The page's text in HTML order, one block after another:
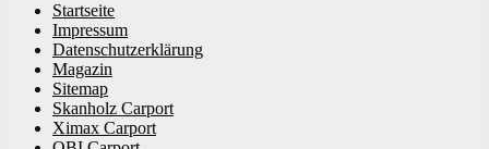
Startseite
Impressum
Datenschutzerklärung
Magazin
Sitemap
Skanholz Carport
Ximax Carport